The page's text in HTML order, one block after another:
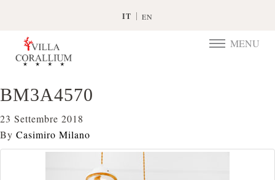
IT EN
TOGGLE
MENU
BM3A4570
23 Settembre 2018
By Casimiro Milano